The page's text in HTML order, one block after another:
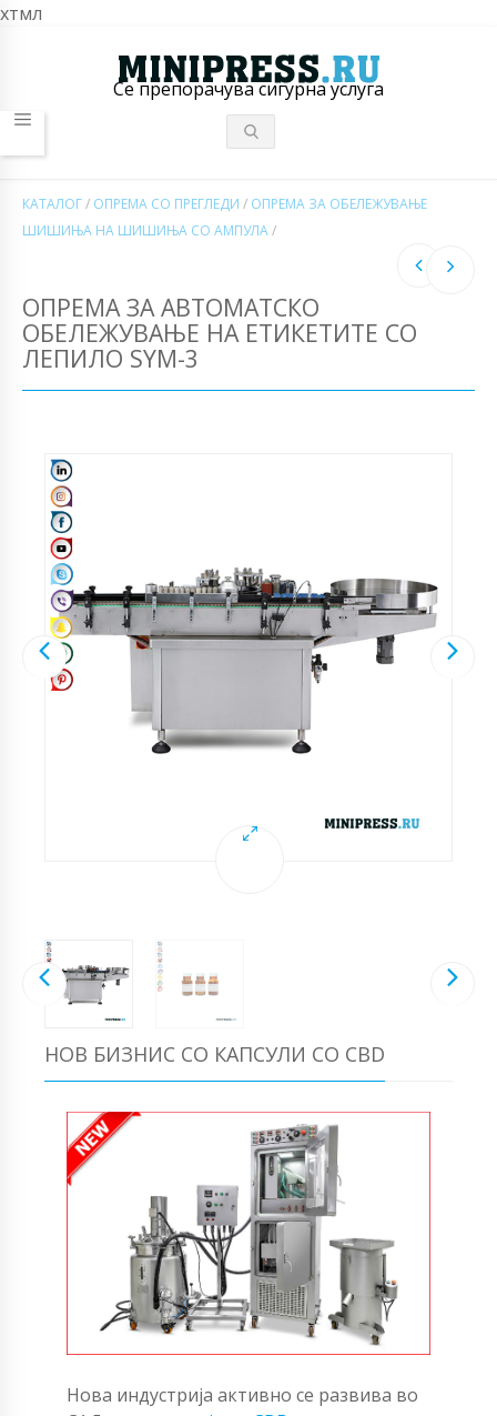
хтмл
Се препорачува сигурна услуга
КАТАЛОГ/ ОПРЕМА СО ПРЕГЛЕДИ / ОПРЕМА ЗА ОБЕЛЕЖУВАЊЕ
ШИШИЊА НА ШИШИЊА СО АМПУЛА/
ОПРЕМА ЗА АВТОМАТСКО
ОБЕЛЕЖУВАЊЕ НА ЕТИКЕТИТЕ СО
ЛЕПИЛО SYM-3
НОВ БИЗНИС СО КАПСУЛИ СО CBD
Нова индустрија активно се развива во